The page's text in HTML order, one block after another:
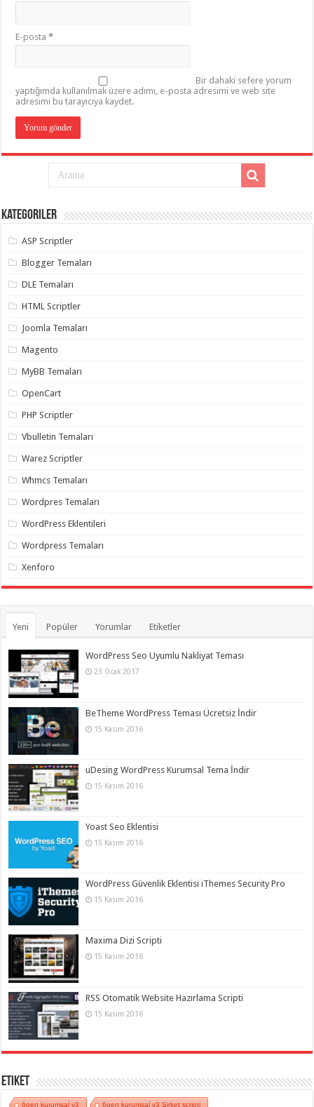
E-posta*
Bir dahaki sefere yorum
yaptığımda kullanılmak üzere adımı, e-posta adresimi ve web site
adresimi bu tarayıcıya kaydet.
Kategoriler
ASP Scriptler
Blogger Temaları
DLE Temaları
HTML Scriptler
Joomla Temaları
Magento
MyBB Temaları
OpenCart
PHP Scriptler
Vbulletin Temaları
Warez Scriptler
Whmcs Temaları
Wordpres Temaları
WordPress Eklentileri
Wordpress Temaları
Xenforo
Yeni Popüler Yorumlar Etiketler
WordPress Seo Uyumlu Nakliyat Teması
23 Ocak 2017
BeTheme WordPress Teması Ücretsiz İndir
15 Kasım 2016
uDesing WordPress Kurumsal Tema İndir
15 Kasım 2016
Yoast Seo Eklentisi
15 Kasım 2016
WordPress Güvenlik Eklentisi iThemes Security Pro
15 Kasım 2016
Maxima Dizi Scripti
15 Kasım 2016
RSS Otomatik Website Hazırlama Scripti
15 Kasım 2016
Etiket
6gen kurumsal v3 6gen kurumsal v3 Şirket scripti